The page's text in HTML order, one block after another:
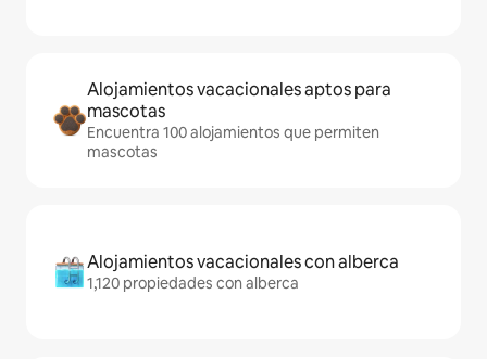
Alojamientos vacacionales aptos para
mascotas
Encuentra 100 alojamientos que permiten
mascotas
Alojamientos vacacionales con alberca
1,120 propiedades con alberca